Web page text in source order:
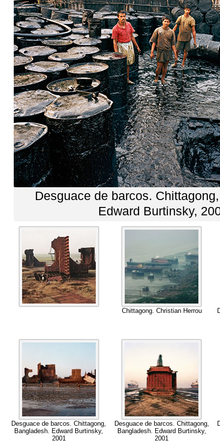
Desguace de barcos. Chittagong
Edward Burtinsky,
Chittagong. Christian Herrou
Desguace de barcos .Chittagong
Bangladesh
Edward Burtinsky,
2001
Desguace de barcos Chittagong,
Bangladesh. Edward Burtinsky,
2001